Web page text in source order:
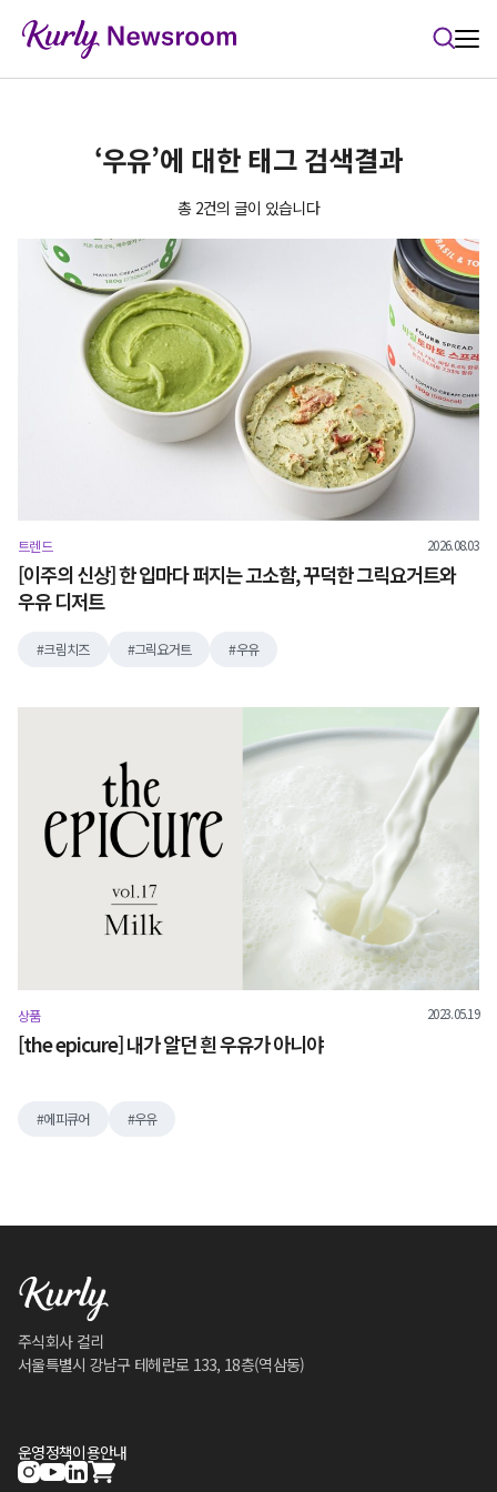
‘우유’에 대한 태그 검색결과
총 2건의 글이 있습니다
트렌드 2026.08.03
[이주의 신상] 한 입마다 퍼지는 고소함, 꾸덕한 그릭요거트와
우유 디저트
크림치즈 그릭요거트 우유
상품 2023.05.19
[the epicure] 내가 알던 흰 우유가 아니야
에피큐어 우유
주식회사 컬리
서울특별시 강남구 테헤란로 133, 18층(역삼동)
운영정책이용안내